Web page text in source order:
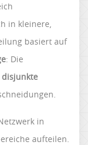
in kleinere,
basiert auf
: Die
disjunkte
in
aufteilen.